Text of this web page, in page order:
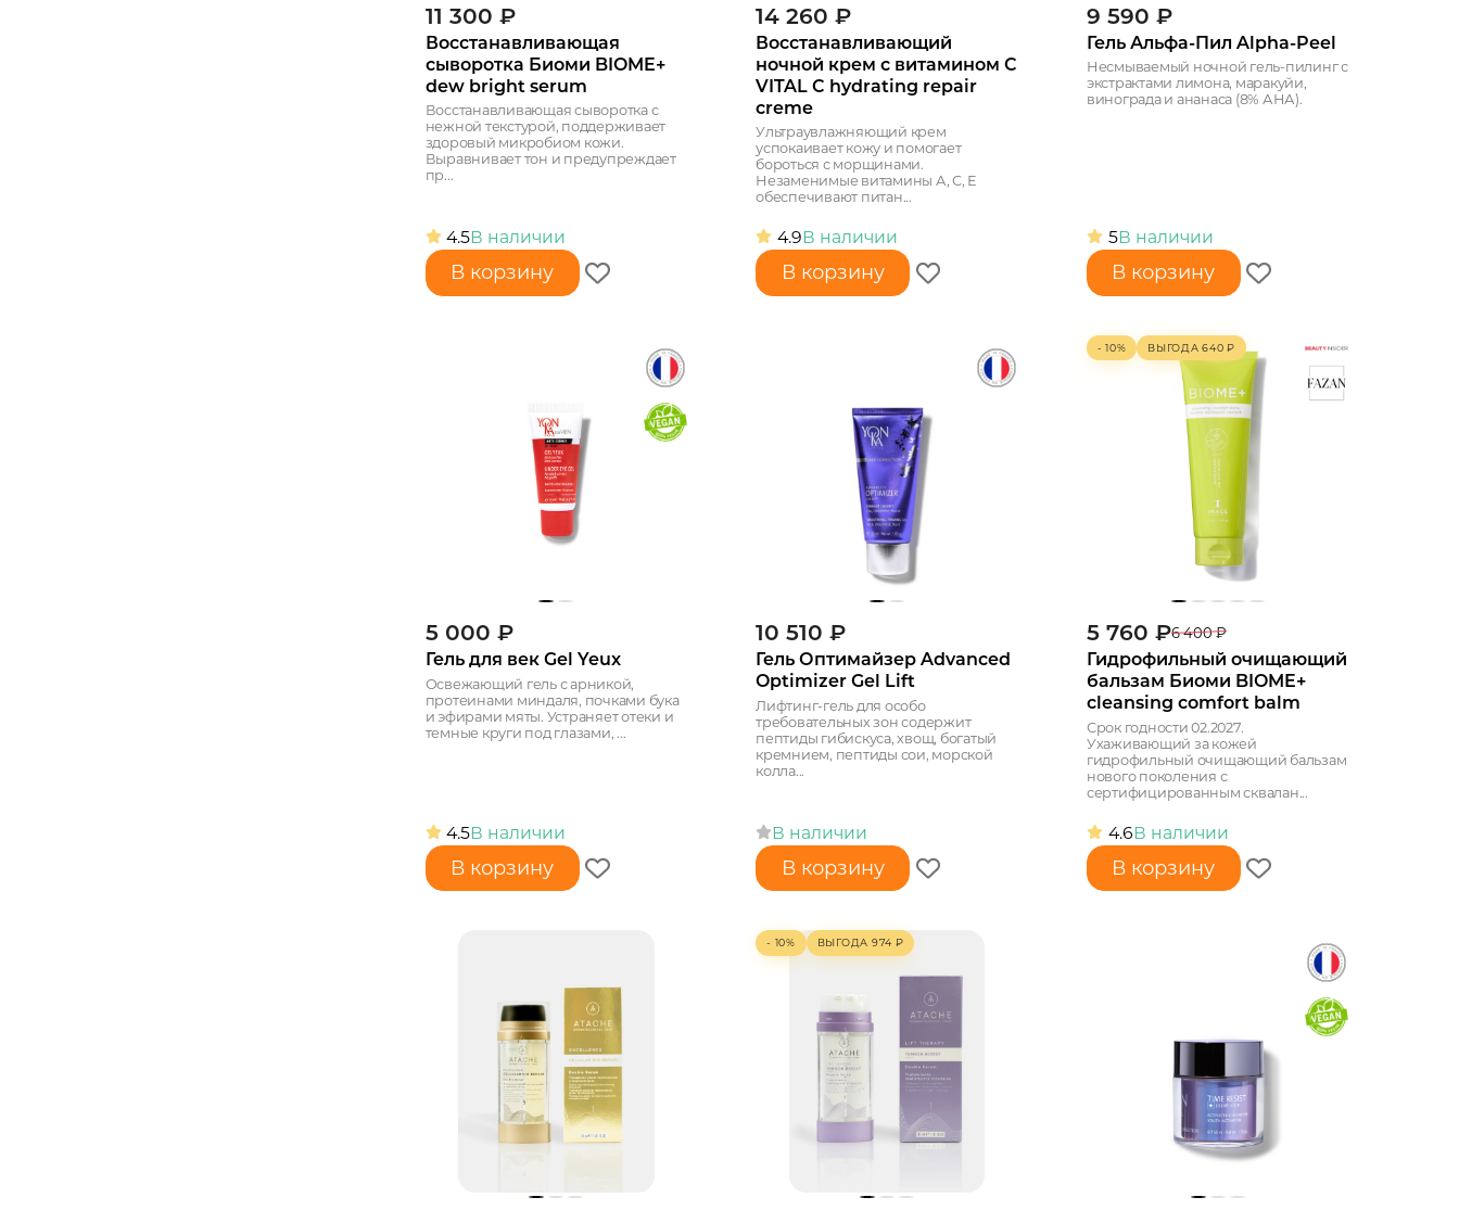
11 300 ₽
Восстанавливающая
сыворотка Биоми BIOME+
dew bright serum
Восстанавливающая сыворотка с
нежной текстурой, поддерживает
здоровый микробиом кожи.
Выравнивает тон и предупреждает
пр...
4.5В наличии
В корзину
14 260 ₽
Восстанавливающий
ночной крем с витамином С
VITAL C hydrating repair
creme
Ультраувлажняющий крем
успокаивает кожу и помогает
бороться с морщинами.
Незаменимые витамины А, С, Е
обеспечивают питан...
4.9В наличии
В корзину
9 590 ₽
Гель Альфа-Пил Alpha-Peel
Несмываемый ночной гель-пилинг с
экстрактами лимона, маракуйи,
винограда и ананаса (8% АНА).
5В наличии
В корзину
5 000 ₽
Гель для век Gel Yeux
Освежающий гель с арникой,
протеинами миндаля, почками бука
и эфирами мяты. Устраняет отеки и
темные круги под глазами, ...
4.5В наличии
В корзину
10 510 ₽
Гель Оптимайзер Advanced
Optimizer Gel Lift
Лифтинг-гель для особо
требовательных зон содержит
пептиды гибискуса, хвощ, богатый
кремнием, пептиды сои, морской
колла...
В наличии
В корзину
- 10% ВЫГОДА640 ₽
5 760 ₽6 400₽
Гидрофильный очищающий
бальзам Биоми BIOME+
cleansing comfort balm
Срок годности 02.2027.
Ухаживающий за кожей
гидрофильный очищающий бальзам
нового поколения с
сертифицированным сквалан...
4.6В наличии
В корзину
- 10% ВЫГОДА 974 ₽